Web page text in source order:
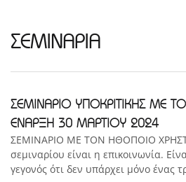
ΣΕΜΙΝΑΡΙΑ
ΣΕΜΙΝΑΡΙΟ ΥΠΟΚΡΙΤΙΚΗΣ ΜΕ
ΕΝΑΡΞΗ 30 ΜΑΡΤΙΟΥ 2024
ΣΕΜΙΝΑΡΙΟ ΜΕ ΤΟΝ ΗΘΟΠΟΙΟ
σεμιναρίου είναι η επικοινωνία.
γεγονός ότι δεν υπάρχει μόνο ένας